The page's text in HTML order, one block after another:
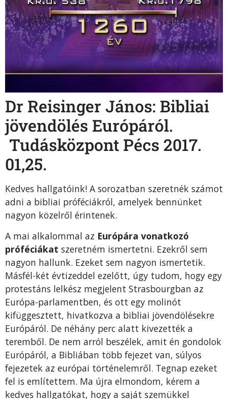
Dr Reisinger János: Bibliai
jövendölés Európáról.
Tudásközpont Pécs 2017.
01,25.
Kedves hallgatóink! A sorozatban szeretnék számot
adni a bibliai próféciákról, amelyek bennünket
nagyon közelről érintenek.
A mai alkalommal az Európára vonatkozó
próféciákat szeretném ismertetni. Ezekről sem
nagyon hallunk. Ezeket sem nagyon ismertetik.
Másfél-két évtizeddel ezelőtt, úgy tudom, hogy egy
protestáns lelkész megjelent Strasbourgban az
Európa-parlamentben, és ott egy molinót
kifüggesztett, hivatkozva a bibliai jövendölésekre
Európáról. De néhány perc alatt kivezették a
teremből. De nem arról beszélek, amit én gondolok
Európáról, a Bibliában több fejezet van, súlyos
fejezetek az európai történelemről. Tegnap ezeket
fel is említettem. Ma újra elmondom, kérem a
kedves hallgatókat, hogy a saját szemükkel